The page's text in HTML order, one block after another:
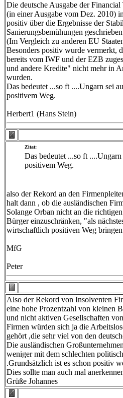
Die deutsche Ausgabe der
(in einer Ausgabe vom Dez. 2010)
positiv über die Ergebnisse der
Sanierungsbemühungen
(Im Vergleich zu anderen EU
Besonders positiv wurde vermerkt,
bereits vom IWF und der EZB
und andere Kredite" nicht mehr in
wurden.
Das bedeutet ...so ft ....Ungarn sei
positivem Weg.
Herbert1 (Hans Stein)
Zitat:
Das bedeutet ...so ft
positivem Weg.
also der Rekord an den
halt dann , ob die ausländischen
Solange Orban nicht an die
Bürger einzuschränken, "als
wirtschaftlich positiven Weg
MfG
Peter
Also der Rekord von Insolventen
eine hohe Prozentzahl von kleinen
und nicht aktiven Gesellschaften
Firmen würden sich ja die
gehört ,die sehr viel von den
Die ausländischen
weniger mit dem schlechten
.Grundsätzlich ist es schon positiv
Dies sollte man auch mal
Grüße Johannes